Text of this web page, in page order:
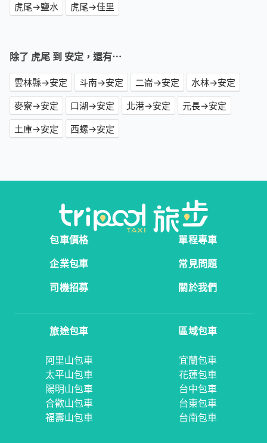
虎尾→鹽水
虎尾→佳里
除了 虎尾 到 安定，還有⋯
雲林縣→安定 斗南→安定 二崙→安定
水林→安定
麥寮→安定
口湖→安定 北港→安定
元長→安定
土庫→安定
西螺→安定
包車價格
單程專車
企業包車
常見問題
司機招募
關於我們
旅途包車
阿里山包車
太平山包車
陽明山包車
合歡山包車
福壽山包車
區域包車
宜蘭包車
花蓮包車
台中包車
台東包車
台南包車